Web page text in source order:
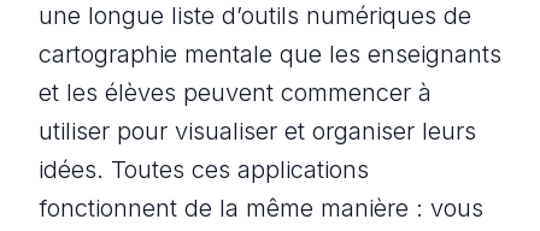
une longue liste d’outils numériques de
cartographie mentale que les enseignants
et les élèves peuvent commencer à
utiliser pour visualiser et organiser leurs
idées. Toutes ces applications
fonctionnent de la même manière : vous